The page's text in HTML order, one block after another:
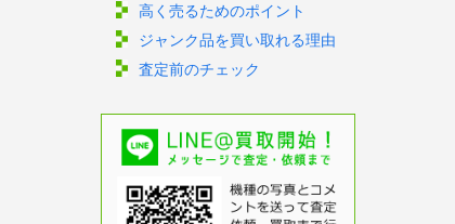
高く売るためのポイント
ジャンク品を買い取れる理由
査定前のチェック